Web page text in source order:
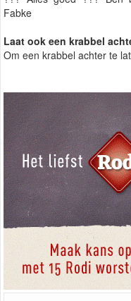
Fabke
Laat ook een krabbel
Om een krabbel achter te